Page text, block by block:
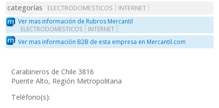
categorías ELECTRODOMESTICOS
INTERNET
Ver mas información de Rubros Mercantil
ELECTRODOMESTICOS INTERNET
Ver mas información B2B de esta empresa en Mercantil.com
Carabineros de Chile 3816
Puente Alto, Región Metropolitana
Teléfono(s):